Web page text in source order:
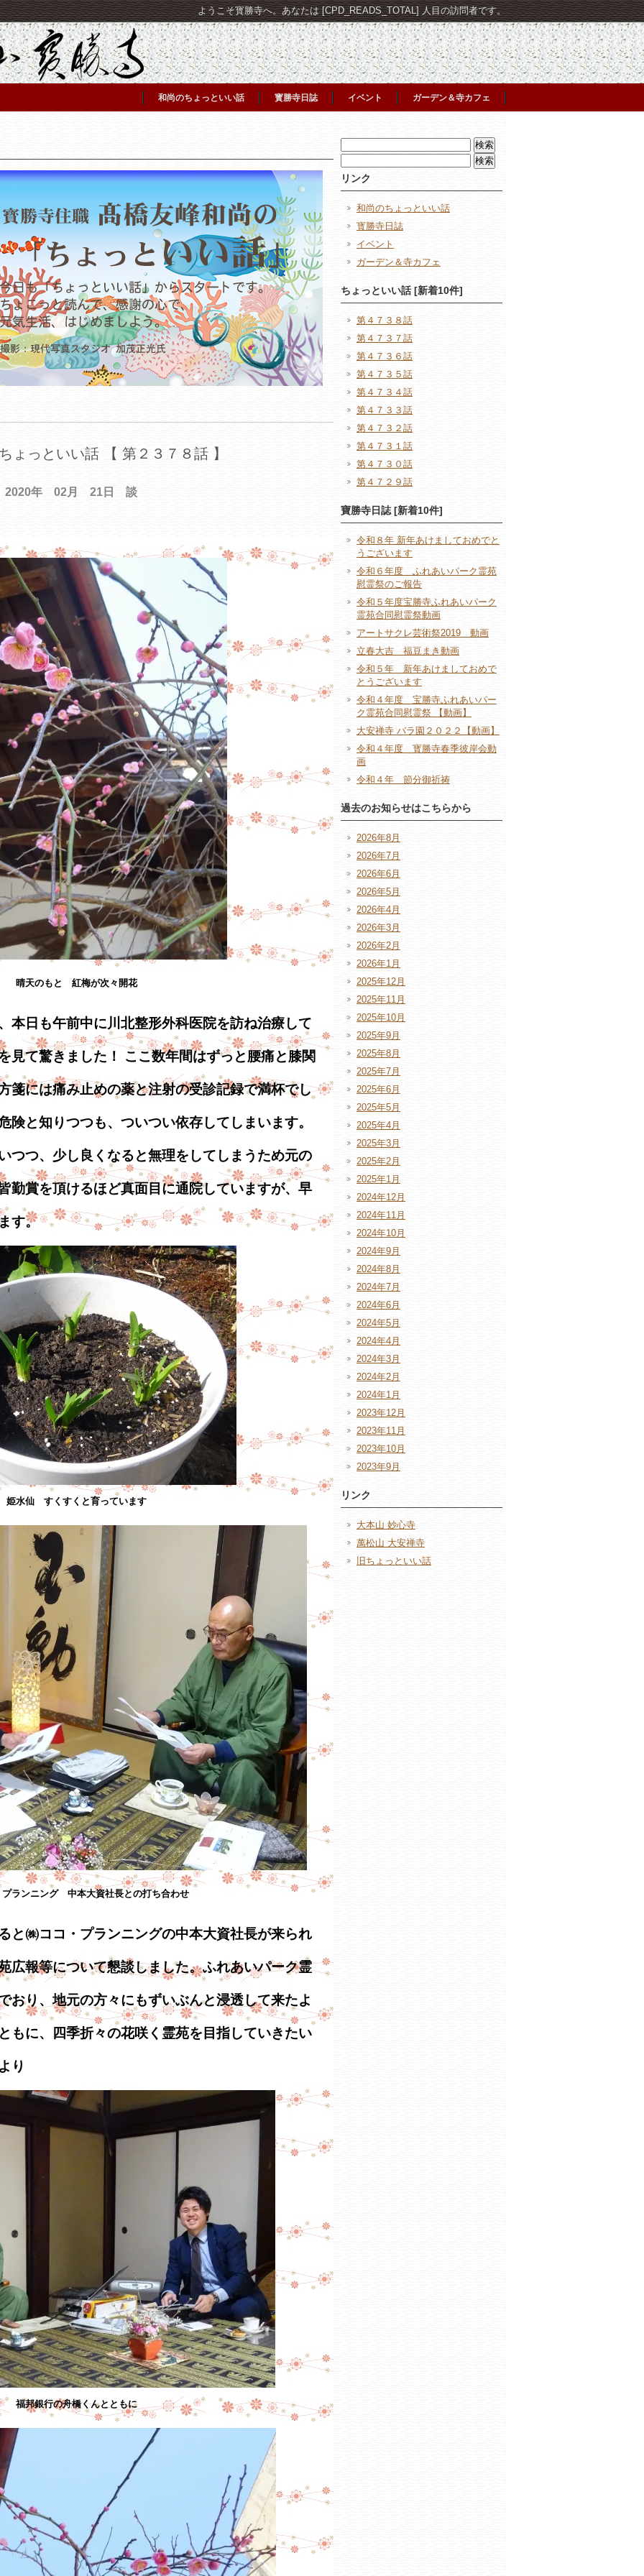
ようこそ寳勝寺へ。あなたは [CPD_READS_TOTAL] 人目の訪問者です。
和尚のちょっといい話 寳勝寺日誌 イベント ガーデン＆寺カフェ
ょっといい話 【 第２３７８話 】
2020年 02月 21日 談
晴天のもと 紅梅が次々開花
本日も午前中に川北整形外科医院を訪ね治療して
見て驚きました！ ここ数年間はずっと腰痛と膝関
箋には痛み止めの薬と注射の受診記録で満杯でし
険と知りつつも、ついつい依存してしまいます。
つつ、少し良くなると無理をしてしまうため元の
勤賞を頂けるほど真面目に通院していますが、早
す。
姫水仙 すくすくと育っています
プランニング 中本大資社長との打ち合わせ
と㈱ココ・プランニングの中本大資社長が来られ
広報等について懇談しました。ふれあいパーク霊
おり、地元の方々にもずいぶんと浸透して来たよ
もに、四季折々の花咲く霊苑を目指していきたい
り
福邦銀行の舟橋くんとともに
索:
索:
リンク
和尚のちょっといい話
寳勝寺日誌
イベント
ガーデン＆寺カフェ
ちょっといい話 [新着10件]
第４７３８話
第４７３７話
第４７３６話
第４７３５話
第４７３４話
第４７３３話
第４７３２話
第４７３１話
第４７３０話
第４７２９話
寶勝寺日誌 [新着10件]
令和８年 新年あけましておめでと
うございます
令和６年度 ふれあいパーク霊苑
慰霊祭のご報告
令和５年度宝勝寺ふれあいパーク
霊苑合同慰霊祭動画
アートサクレ芸術祭2019 動画
立春大吉 福豆まき動画
令和５年 新年あけましておめで
とうございます
令和４年度 宝勝寺ふれあいパー
ク霊苑合同慰霊祭 【動画】
大安禅寺 バラ園２０２２【動画】
令和４年度 寳勝寺春季彼岸会動
画
令和４年 節分御祈祷
過去のお知らせはこちらから
2026年8月
2026年7月
2026年6月
2026年5月
2026年4月
2026年3月
2026年2月
2026年1月
2025年12月
2025年11月
2025年10月
2025年9月
2025年8月
2025年7月
2025年6月
2025年5月
2025年4月
2025年3月
2025年2月
2025年1月
2024年12月
2024年11月
2024年10月
2024年9月
2024年8月
2024年7月
2024年6月
2024年5月
2024年4月
2024年3月
2024年2月
2024年1月
2023年12月
2023年11月
2023年10月
2023年9月
リンク
大本山 妙心寺
萬松山 大安禅寺
旧ちょっといい話